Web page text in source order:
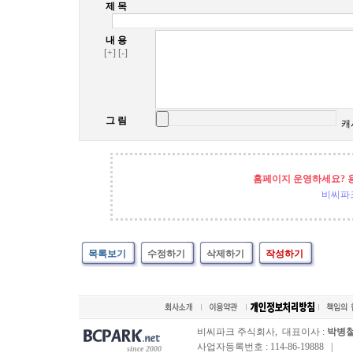
제 목
내 용
[+] [-]
그 림 캐
홈페이지 운영하세요?
비씨파
목록보기 수정하기 삭제하기 작성하기
since 2000
비씨파크 주식회사, 대표이사 : 박병
사업자등록번호 : 114-86-19888 |